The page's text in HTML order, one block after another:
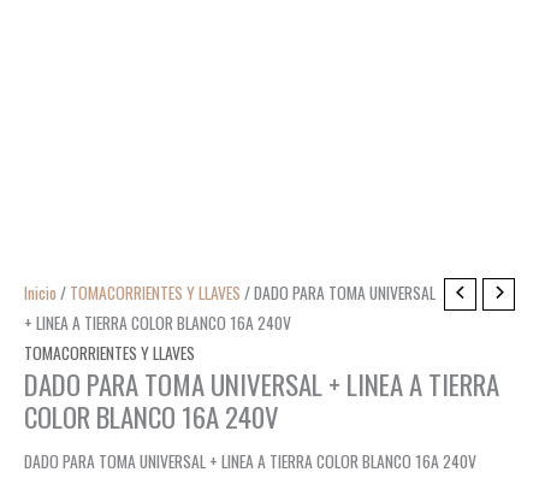
Inicio / TOMACORRIENTES Y LLAVES / DADO PARA TOMA UNIVERSAL
+ LINEA A TIERRA COLOR BLANCO 16A 240V
TOMACORRIENTES Y LLAVES
DADO PARA TOMA UNIVERSAL + LINEA A TIERRA
COLOR BLANCO 16A 240V
DADO PARA TOMA UNIVERSAL + LINEA A TIERRA COLOR BLANCO 16A 240V